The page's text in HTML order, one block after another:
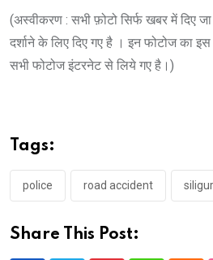
(अस्वीकरण : सभी फ़ोटो सिर्फ खबर में दिए
दर्शाने के लिए दिए गए है । इन फोटोज का
सभी फोटोज इंटरनेट से लिये गए है।)
Tags:
police road accident
Share This Post: